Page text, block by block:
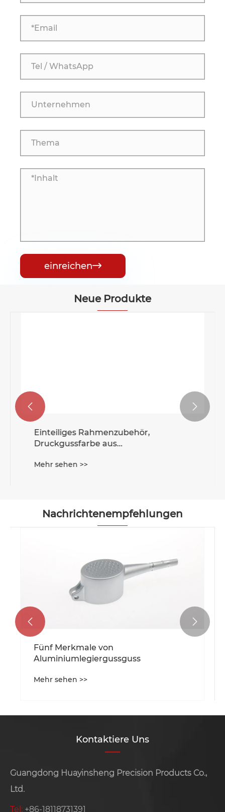
einreichen
Neue Produkte
Einteiliges Rahmenzubehör,
Druckgussfarbe aus
Mehr sehen >>
 
Nachrichtenempfehlungen
Fünf Merkmale von
Aluminiumlegiergussguss
Mehr sehen >>
 
Kontaktiere Uns
Guangdong Huayinsheng Precision Products Co.,
Ltd.
Tel: +86-18118731391